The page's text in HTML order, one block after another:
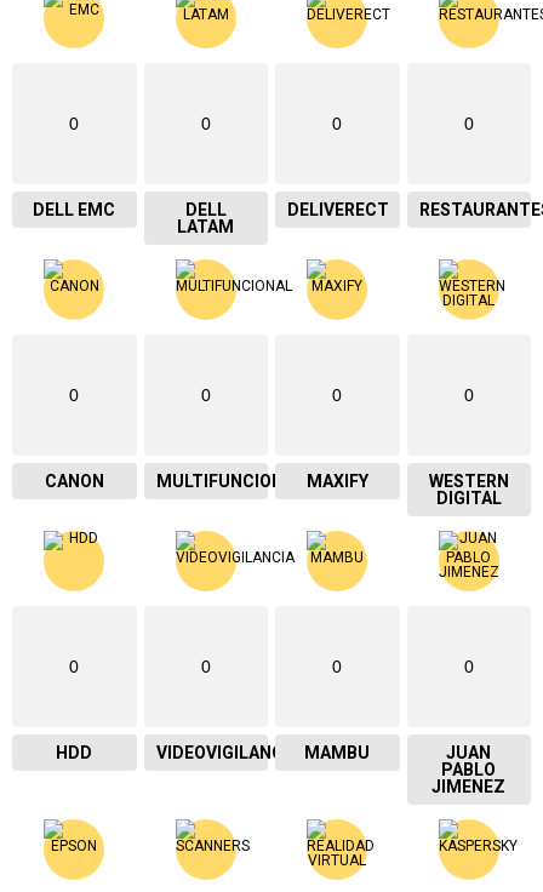
0
DELL EMC
0
DELL
LATAM
0
DELIVERECT
0
0
CANON
0
MULTIFUNCIONAL
0
MAXIFY
0
WESTERN
DIGITAL
0
HDD
0
VIDEOVIGILANCIA
0
MAMBU
0
JUAN
PABLO
JIMENEZ